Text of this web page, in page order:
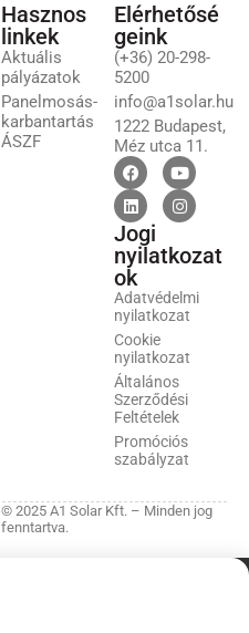
Hasznos
linkek
Aktuális
pályázatok
Panelmosás-
karbantartás
ÁSZF
Elérhetősé
geink
(+36) 20-298-
5200
info@a1solar.hu
1222 Budapest,
Méz utca 11.
Jogi
nyilatkozat
ok
Adatvédelmi
nyilatkozat
Cookie
nyilatkozat
Általános
Szerződési
Feltételek
Promóciós
szabályzat
© 2025 A1 Solar Kft. – Minden jog
fenntartva.